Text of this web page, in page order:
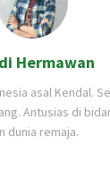
Hermawan
asal Kendal.
Antusias di
dunia remaja.